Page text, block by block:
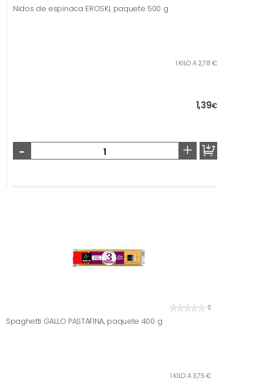
Nidos de espinaca EROSKI, paquete 500 g
1 KILO A 2,78 €
1,39€
- +
0
Spaghetti GALLO PASTAFINA, paquete 400 g
1 KILO A 3,75 €